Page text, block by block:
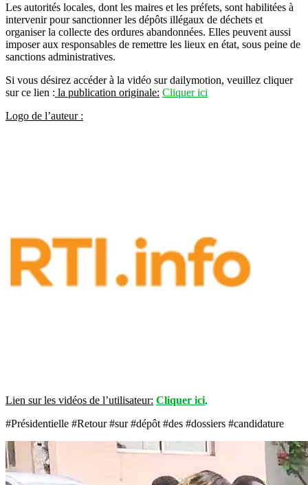
Les autorités locales, dont les maires et les préfets, sont habilitées à
intervenir pour sanctionner les dépôts illégaux de déchets et
organiser la collecte des ordures abandonnées. Elles peuvent aussi
imposer aux responsables de remettre les lieux en état, sous peine de
sanctions administratives.
Si vous désirez accéder à la vidéo sur dailymotion, veuillez cliquer
sur ce lien : la publication originale: Cliquer ici
Logo de l’auteur :
Lien sur les vidéos de l’utilisateur: Cliquer ici.
#Présidentielle #Retour #sur #dépôt #des #dossiers #candidature